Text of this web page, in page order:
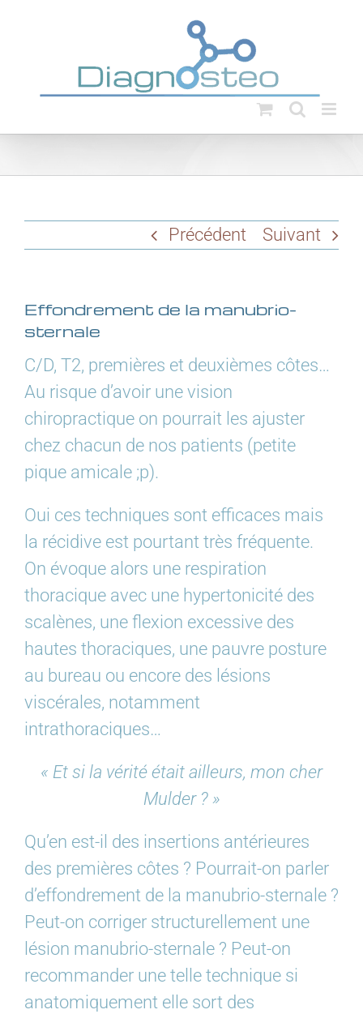
Précédent Suivant
Effondrement de la manubrio-
sternale
C/D, T2, premières et deuxièmes côtes…
Au risque d’avoir une vision
chiropractique on pourrait les ajuster
chez chacun de nos patients (petite
pique amicale ;p).
Oui ces techniques sont efficaces mais
la récidive est pourtant très fréquente.
On évoque alors une respiration
thoracique avec une hypertonicité des
scalènes, une flexion excessive des
hautes thoraciques, une pauvre posture
au bureau ou encore des lésions
viscérales, notamment
intrathoraciques…
« Et si la vérité était ailleurs, mon cher
Mulder ? »
Qu’en est-il des insertions antérieures
des premières côtes ? Pourrait-on parler
d’effondrement de la manubrio-sternale ?
Peut-on corriger structurellement une
lésion manubrio-sternale ? Peut-on
recommander une telle technique si
anatomiquement elle sort des